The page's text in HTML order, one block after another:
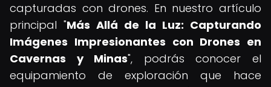
capturadas con drones. En nuestro artículo
principal "Más Allá de la Luz: Capturando
Imágenes Impresionantes con Drones en
Cavernas y Minas", podrás conocer el
equipamiento de exploración que hace